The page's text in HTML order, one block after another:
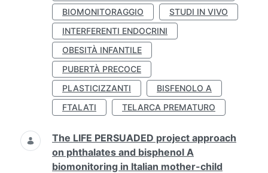
BIOMONITORAGGIO
STUDI IN VIVO
INTERFERENTI ENDOCRINI
OBESITÀ INFANTILE
PUBERTÀ PRECOCE
PLASTICIZZANTI
BISFENOLO A
FTALATI
TELARCA PREMATURO
The LIFE PERSUADED project approach
on phthalates and bisphenol A
biomonitoring in Italian mother-child